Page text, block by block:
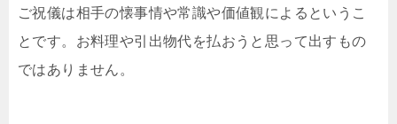
ご祝儀は相手の懐事情や常識や価値観によるというこ
とです。お料理や引出物代を払おうと思って出すもの
ではありません。